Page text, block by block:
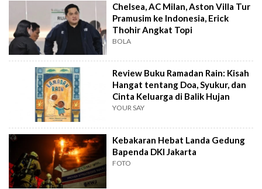
Chelsea, AC Milan, Aston Villa Tur
Pramusim ke Indonesia, Erick
Thohir Angkat Topi
BOLA
Review Buku Ramadan Rain: Kisah
Hangat tentang Doa, Syukur, dan
Cinta Keluarga di Balik Hujan
YOUR SAY
Kebakaran Hebat Landa Gedung
Bapenda DKI Jakarta
FOTO